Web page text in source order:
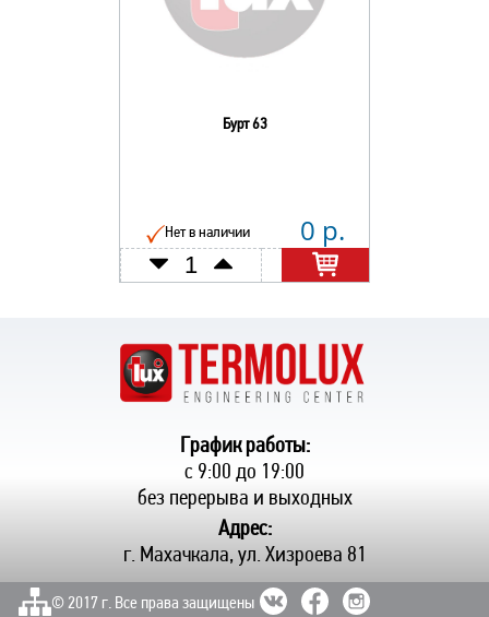
Бурт 63
Нет в наличии 0 р.
График работы:
с 9:00 до 19:00
без перерыва и выходных
Адрес:
г. Махачкала, ул. Хизроева 81
© 2017 г. Все права защищены